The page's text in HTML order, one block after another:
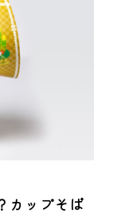
カップそば